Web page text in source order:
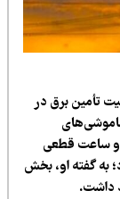
برق در
قطعی
او، بخش